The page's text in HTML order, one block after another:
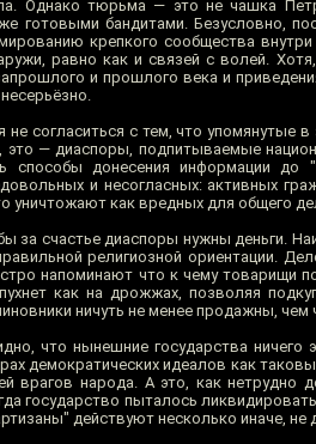
Однако тюрьма — это не чашка
готовыми бандитами. Безусловно,
крепкого сообщества
равно как и связей с волей.
и прошлого века и
не согласиться с тем, что
— диаспоры, подпитываемые
способы донесения информации
и несогласных: активных
уничтожают как вредных для общего
за счастье диаспоры нужны деньги.
религиозной ориентации.
напоминают что к чему товарищи
как на дрожжах, позволяя
ничуть не менее продажны, чем
что нынешние государства ничего
демократических идеалов как
врагов народа. А это, как нетрудно
государство пыталось
действуют несколько иначе, не